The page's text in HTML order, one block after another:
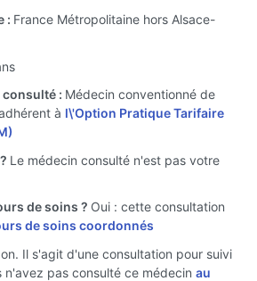
: France Métropolitaine hors Alsace-
: Médecin conventionné de
à l\'Option Pratique Tarifaire
Le médecin consulté n'est pas votre
de soins ? Oui : cette consultation
de soins coordonnés
Il s'agit d'une consultation pour suivi
n'avez pas consulté ce médecin au